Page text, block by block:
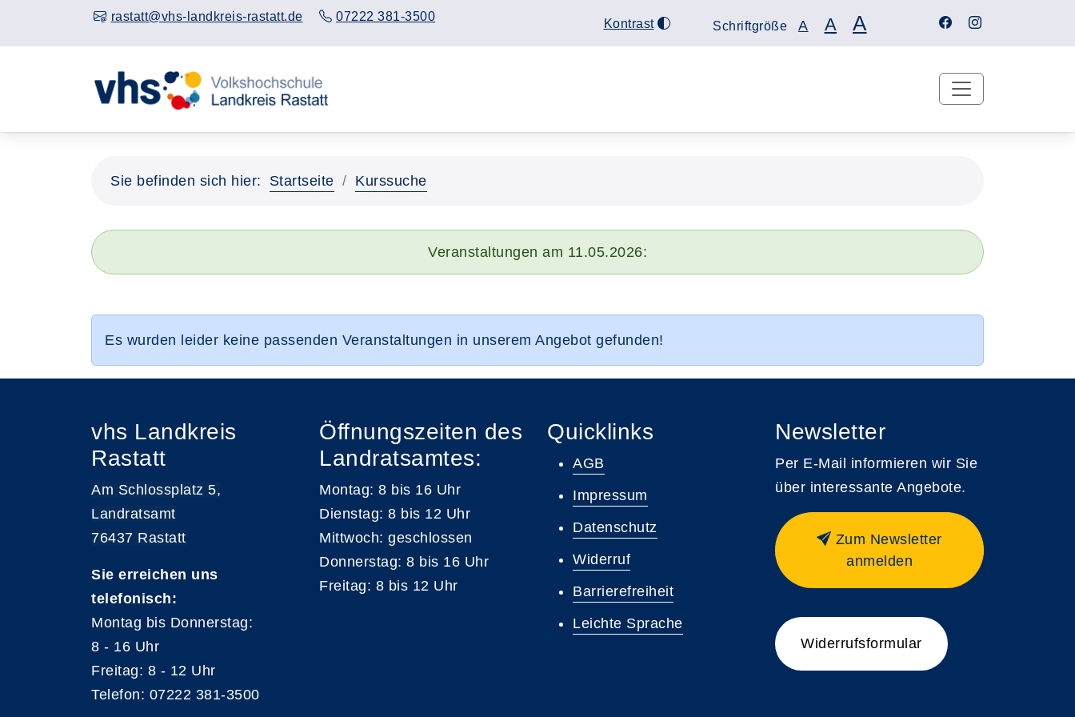
rastatt@vhs-landkreis-rastatt.de 07222 381-3500 Kontrast Schriftgröße A A A
Sie befinden sich hier: Startseite Kurssuche
Veranstaltungen am 11.05.2026:
Es wurden leider keine passenden Veranstaltungen in unserem Angebot gefunden!
vhs Landkreis
Rastatt
Am Schlossplatz 5,
Landratsamt
76437 Rastatt
Sie erreichen uns
telefonisch:
Montag bis Donnerstag:
8 - 16 Uhr
Freitag: 8 - 12 Uhr
Telefon: 07222 381-3500
Öffnungszeiten des
Landratsamtes:
Montag: 8 bis 16 Uhr
Dienstag: 8 bis 12 Uhr
Mittwoch: geschlossen
Donnerstag: 8 bis 16 Uhr
Freitag: 8 bis 12 Uhr
Quicklinks
AGB
Impressum
Datenschutz
Widerruf
Barrierefreiheit
Leichte Sprache
Newsletter
Per E-Mail informieren wir Sie
über interessante Angebote.
Zum Newsletter
anmelden
Widerrufsformular